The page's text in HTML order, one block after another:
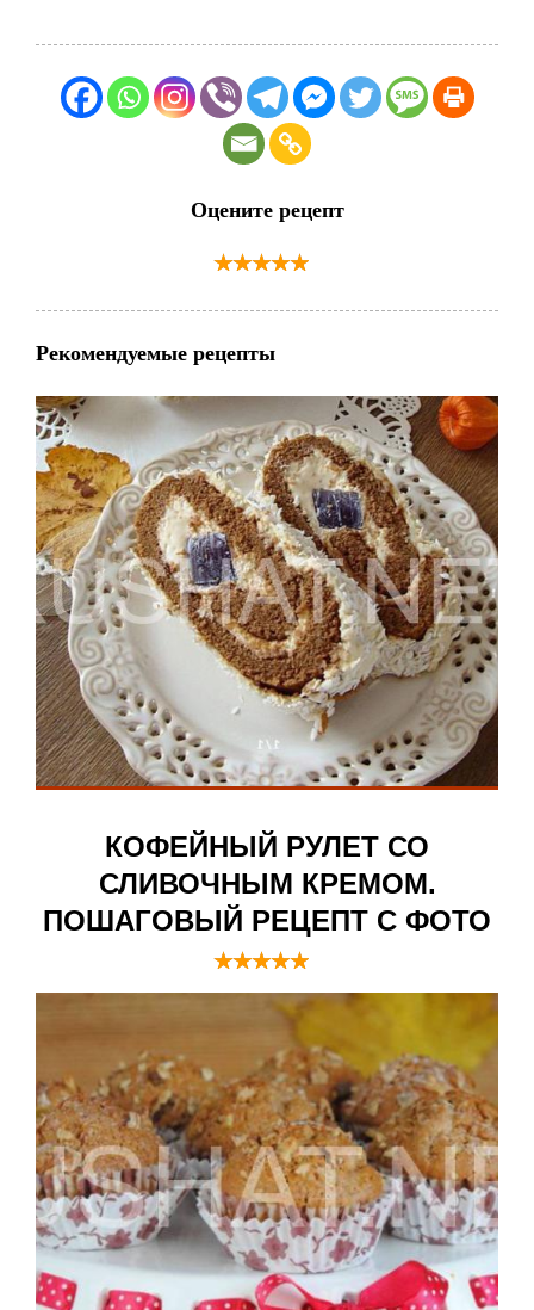
Оцените рецепт
Рекомендуемые рецепты
КОФЕЙНЫЙ РУЛЕТ СО
СЛИВОЧНЫМ КРЕМОМ.
ПОШАГОВЫЙ РЕЦЕПТ С ФОТО